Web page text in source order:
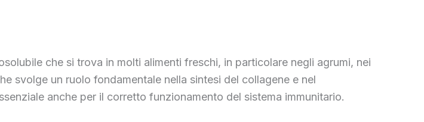
che si trova in molti alimenti freschi, in particolare negli agrumi, nei
svolge un ruolo fondamentale nella sintesi del collagene e nel
anche per il corretto funzionamento del sistema immunitario.